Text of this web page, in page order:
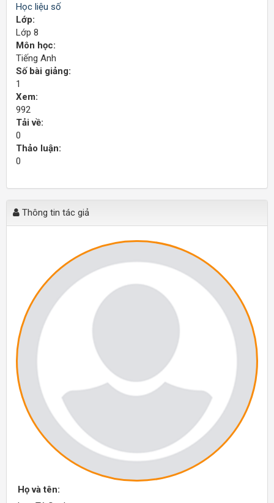
Học liệu số
Lớp:
Lớp 8
Môn học:
Tiếng Anh
Số bài giảng:
1
Xem:
992
Tải về:
0
Thảo luận:
0
Thông tin tác giả
Họ và tên: